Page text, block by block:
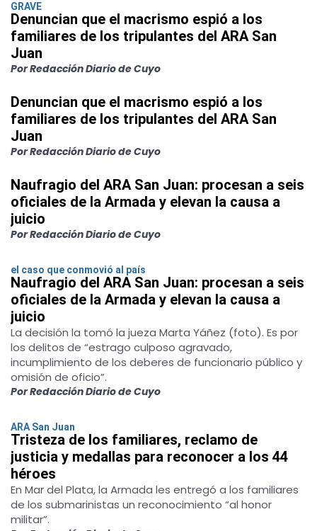
GRAVE
Denuncian que el macrismo espió a los
familiares de los tripulantes del ARA San
Juan
Por Redacción Diario de Cuyo
Denuncian que el macrismo espió a los
familiares de los tripulantes del ARA San
Juan
Por Redacción Diario de Cuyo
Naufragio del ARA San Juan: procesan a seis
oficiales de la Armada y elevan la causa a
juicio
Por Redacción Diario de Cuyo
el caso que conmovió al país
Naufragio del ARA San Juan: procesan a seis
oficiales de la Armada y elevan la causa a
juicio
La decisión la tomó la jueza Marta Yáñez (foto). Es por
los delitos de “estrago culposo agravado,
incumplimiento de los deberes de funcionario público y
omisión de oficio”.
Por Redacción Diario de Cuyo
ARA San Juan
Tristeza de los familiares, reclamo de
justicia y medallas para reconocer a los 44
héroes
En Mar del Plata, la Armada les entregó a los familiares
de los submarinistas un reconocimiento “al honor
militar”.